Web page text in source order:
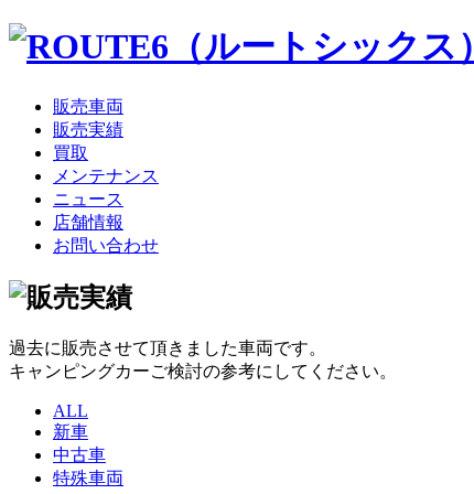
販売車両
販売実績
買取
メンテナンス
ニュース
店舗情報
お問い合わせ
過去に販売させて頂きました車両です。
キャンピングカーご検討の参考にしてください。
ALL
新車
中古車
特殊車両